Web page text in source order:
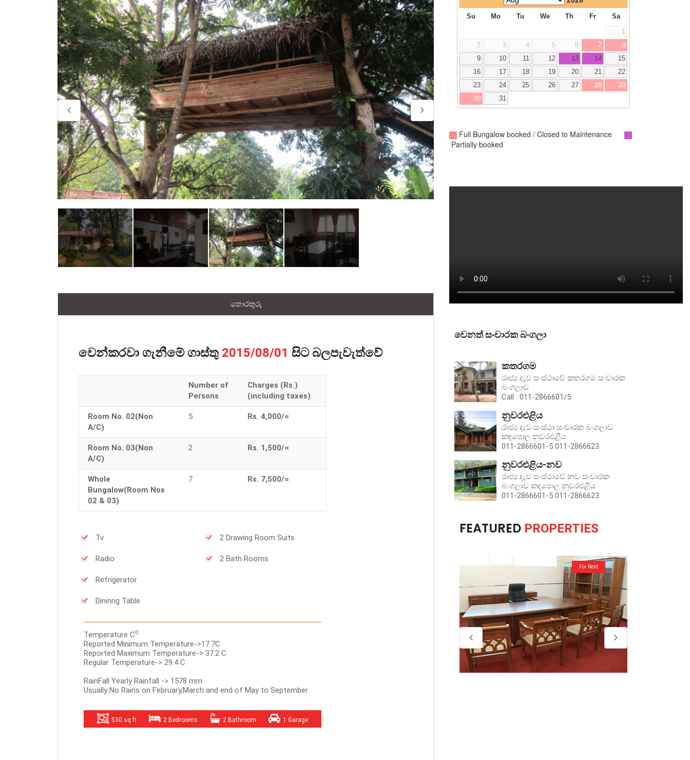
තොරතුරු
වෙන්කරවා ගැනීමේ ගාස්තු 2015/08/01 සිට බලපැවැත්වේ
Number of
Persons
Charges (Rs.)
(including taxes)
Room No. 02(Non
A/C)
5 Rs. 4,000/=
Room No. 03(Non
A/C)
2 Rs. 1,500/=
Whole
Bungalow(Room Nos
02 & 03)
7 Rs. 7,500/=
Tv
Radio
Refrigerator
Dininng Table
2 Drawing Room Suits
2 Bath Rooms
Temperature C0
Reported Minimum Temperature->17.7C
Reported Maximum Temperature-> 37.2 C
Regular Temperature-> 29.4 C
RainFall Yearly Rainfall -> 1578 mm
Usually No Rains on February,March and end of May to September
530 sq ft 2 Bedrooms 2 Bathroom 1 Garage
වෙනත් සංචාරක බංගලා
කතරගම
රාජ්‍ය දැව සංස්ථාවේ කතරගම සංචාරක
බංගලාව
Call : 011-2866601/5
නුවරඑළිය
රාජ්‍ය දැව සංස්ථා සංචාරක බංගලාව
කඳපොල නුවරඑළිය
011-2866601-5 011-2866623
නුවරඑළිය-නව
රාජ්‍ය දැව සංස්ථාවේ නව සංචාරක
බංගලාව කඳපොල නුවරඑළිය
011-2866601-5 011-2866623
FEATURED PROPERTIES
For Rent